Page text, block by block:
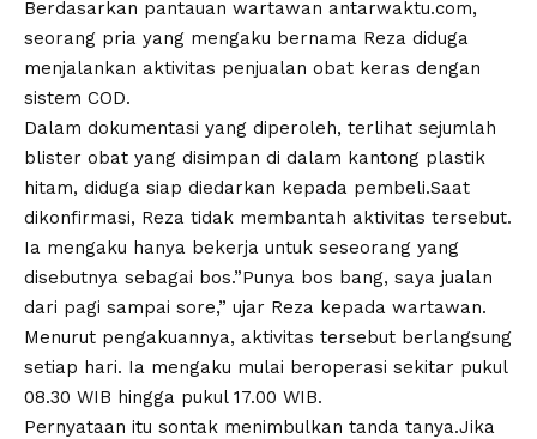
‎‎Berdasarkan pantauan wartawan antarwaktu.com,
seorang pria yang mengaku bernama Reza diduga
menjalankan aktivitas penjualan obat keras dengan
sistem COD.‎‎
Dalam dokumentasi yang diperoleh, terlihat sejumlah
blister obat yang disimpan di dalam kantong plastik
hitam, diduga siap diedarkan kepada pembeli.‎‎Saat
dikonfirmasi, Reza tidak membantah aktivitas tersebut.
Ia mengaku hanya bekerja untuk seseorang yang
disebutnya sebagai bos.‎‎”Punya bos bang, saya jualan
dari pagi sampai sore,” ujar Reza kepada wartawan.‎‎
Menurut pengakuannya, aktivitas tersebut berlangsung
setiap hari. Ia mengaku mulai beroperasi sekitar pukul
08.30 WIB hingga pukul 17.00 WIB.
‎Pernyataan itu sontak menimbulkan tanda tanya.‎‎Jika